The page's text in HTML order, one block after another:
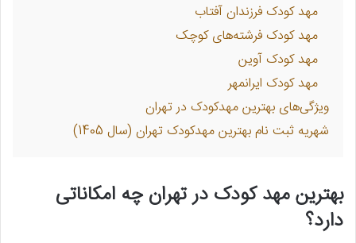
مهد کودک فرزندان آفتاب
مهد کودک فرشته‌های کوچک
مهد کودک آوین
مهد کودک ایرانمهر
ویژگی‌های بهترین مهدکودک در تهران
شهریه ثبت نام بهترین مهدکودک تهران (سال 1405)
بهترین مهد کودک در تهران چه امکاناتی
دارد؟